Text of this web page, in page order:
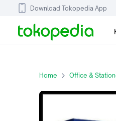
Download Tokopedia App
Home Office &